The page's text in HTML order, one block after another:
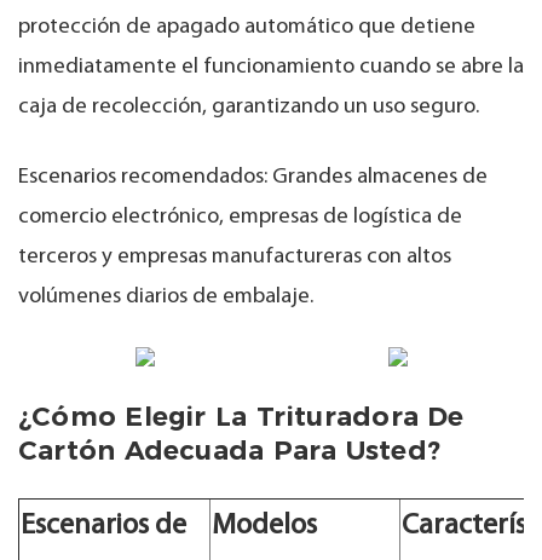
protección de apagado automático que detiene
inmediatamente el funcionamiento cuando se abre la
caja de recolección, garantizando un uso seguro.
Escenarios recomendados: Grandes almacenes de
comercio electrónico, empresas de logística de
terceros y empresas manufactureras con altos
volúmenes diarios de embalaje.
¿Cómo Elegir La Trituradora De
Cartón Adecuada Para Usted?
Escenarios de
Modelos